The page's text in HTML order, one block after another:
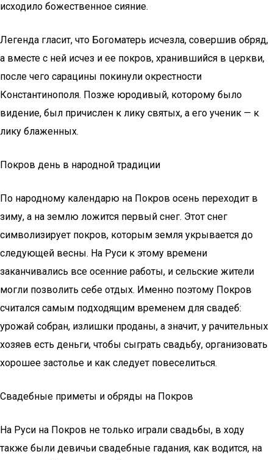
исходило божественное сияние.
Легенда гласит, что Богоматерь исчезла, совершив обряд,
а вместе с ней исчез и ее покров, хранившийся в церкви,
после чего сарацины покинули окрестности
Константинополя. Позже юродивый, которому было
видение, был причислен к лику святых, а его ученик — к
лику блаженных.
Покров день в народной традиции
По народному календарю на Покров осень переходит в
зиму, а на землю ложится первый снег. Этот снег
символизирует покров, которым земля укрывается до
следующей весны. На Руси к этому времени
заканчивались все осенние работы, и сельские жители
могли позволить себе отдых. Именно поэтому Покров
считался самым подходящим временем для свадеб:
урожай собран, излишки проданы, а значит, у рачительных
хозяев есть деньги, чтобы сыграть свадьбу, организовать
хорошее застолье и как следует повеселиться.
Свадебные приметы и обряды на Покров
На Руси на Покров не только играли свадьбы, в ходу
также были девичьи свадебные гадания, как водится, на